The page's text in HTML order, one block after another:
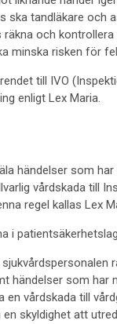
ska tandläkare och
och kontrollera
minska risken för
till IVO
enligt Lex Maria.
händelser som
vårdskada till
regel kallas Lex
i
händelser som har
en vårdskada till
en skyldighet att